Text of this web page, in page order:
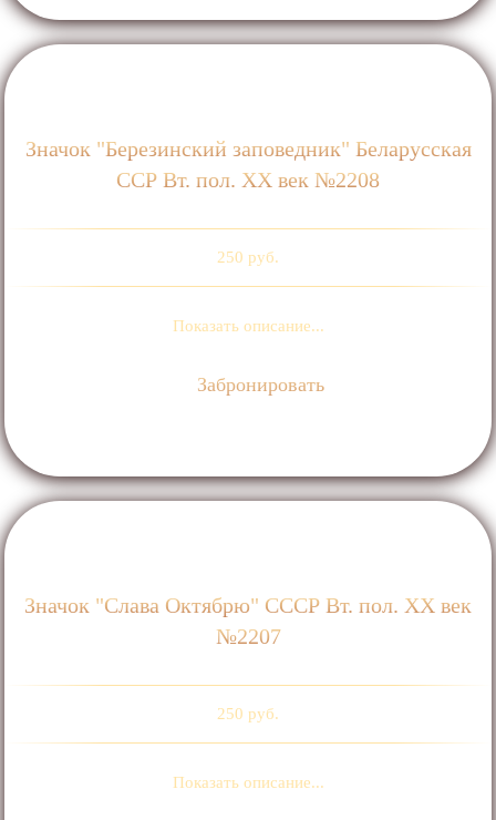
Значок "Березинский заповедник" Беларусская
ССР Вт. пол. ХХ век №2208
250 руб.
Показать описание...
Забронировать
Значок "Слава Октябрю" СССР Вт. пол. ХХ век
№2207
250 руб.
Показать описание...